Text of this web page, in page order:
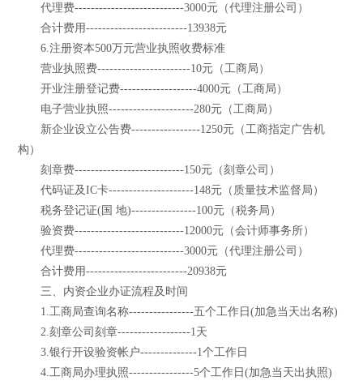
代理费---------------------------3000元（代理注册公司）
合计费用-------------------------13938元
6.注册资本500万元营业执照收费标准
营业执照费-----------------------10元（工商局）
开业注册登记费-------------------4000元（工商局）
电子营业执照---------------------280元（工商局）
新企业设立公告费-----------------1250元（工商指定广告机
构）
刻章费---------------------------150元（刻章公司）
代码证及IC卡---------------------148元（质量技术监督局）
税务登记证(国 地)----------------100元（税务局）
验资费---------------------------12000元（会计师事务所）
代理费---------------------------3000元（代理注册公司）
合计费用-------------------------20938元
三、内资企业办证流程及时间
1.工商局查询名称----------------五个工作日(加急当天出名称)
2.刻章公司刻章------------------1天
3.银行开设验资帐户--------------1个工作日
4.工商局办理执照----------------5个工作日(加急当天出执照)